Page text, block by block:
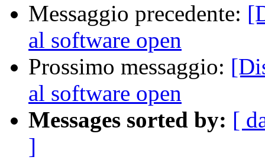
Messaggio precedente:
al software open
Prossimo messaggio:
al software open
Messages sorted by: [
]